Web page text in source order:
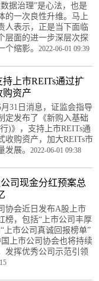
据治理”是心法，也是
的一次良性升维。马上
人表示，正是当下面临
层面的进一步深层次探
缩影。 2022-06-01 09:39
上市REITs通过扩
购资产
31日消息，证监会指导
定发布了《新购入基础
)》，支持上市REITs通
收购资产，加大REITs市
展。 2022-06-01 09:38
司现金分红预案总
协会近日发布A股上市
榜，包括“上市公司丰厚
上市公司真诚回报榜单”
上市公司协会也将持续
发挥优秀公司示范引领